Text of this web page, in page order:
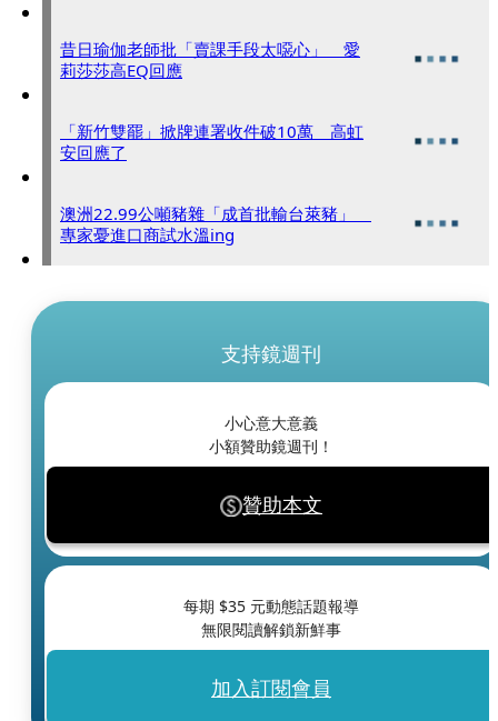
昔日瑜伽老師批「賣課手段太噁心」 愛
莉莎莎高EQ回應
「新竹雙罷」掀牌連署收件破10萬 高虹
安回應了
澳洲22.99公噸豬雜「成首批輸台萊豬」
專家憂進口商試水溫ing
支持鏡週刊
小心意大意義
小額贊助鏡週刊！
贊助本文
每期 $35 元動態話題報導
無限閱讀解鎖新鮮事
加入訂閱會員